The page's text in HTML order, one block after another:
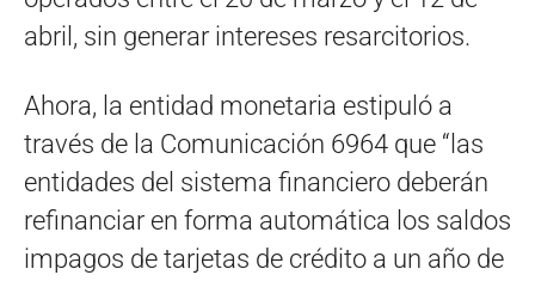
abril, sin generar intereses resarcitorios.
Ahora, la entidad monetaria estipuló a
través de la Comunicación 6964 que “las
entidades del sistema financiero deberán
refinanciar en forma automática los saldos
impagos de tarjetas de crédito a un año de